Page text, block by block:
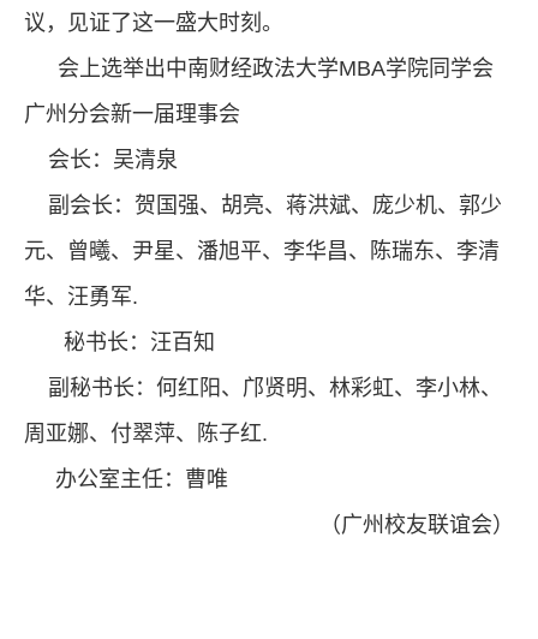
议，见证了这一盛大时刻。
会上选举出中南财经政法大学MBA学院同学会
广州分会新一届理事会
会长：吴清泉
副会长：贺国强、胡亮、蒋洪斌、庞少机、郭少
元、曾曦、尹星、潘旭平、李华昌、陈瑞东、李清
华、汪勇军.
秘书长：汪百知
副秘书长：何红阳、邝贤明、林彩虹、李小林、
周亚娜、付翠萍、陈子红.
办公室主任：曹唯
（广州校友联谊会）